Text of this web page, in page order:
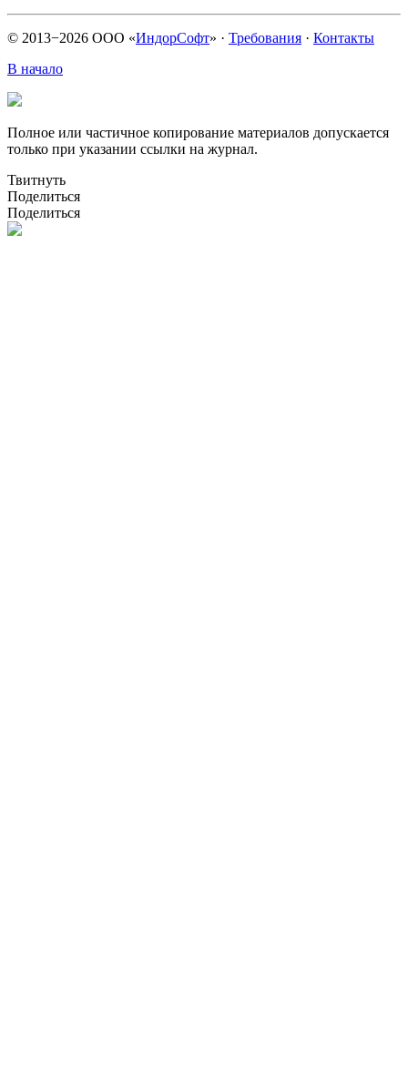
© 2013−2026 ООО «ИндорСофт» · Требования · Контакты
В начало
Полное или частичное копирование материалов допускается
только при указании ссылки на журнал.
Твитнуть
Поделиться
Поделиться